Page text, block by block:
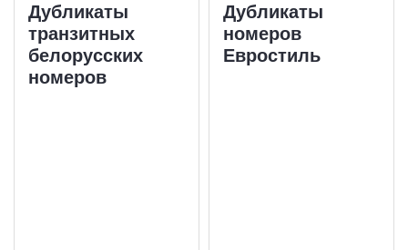
Дубликаты
транзитных
белорусских
номеров
Дубликаты
номеров
Евростиль